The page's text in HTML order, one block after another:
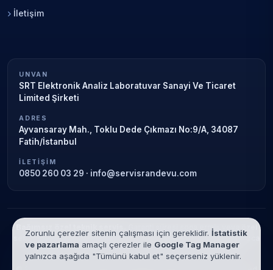
İletişim
UNVAN
SRT Elektronik Analiz Laboratuvar Sanayi Ve Ticaret
Limited Şirketi
ADRES
Ayvansaray Mah., Toklu Dede Çıkmazı No:9/A, 34087
Fatih/İstanbul
İLETIŞIM
0850 260 03 29 · info@servisrandevu.com
Garanti süresi sona ermiş veya özel
servis kapsamındaki cihazlar için hizmet verilir. Marka adları yalnızca
tanımlama amaçlıdır; yetkili servis ilişkisi bulunmamaktadır.
Zorunlu çerezler sitenin çalışması için gereklidir. İstatistik
ve pazarlama amaçlı çerezler ile Google Tag Manager
yalnızca aşağıda "Tümünü kabul et" seçerseniz yüklenir.